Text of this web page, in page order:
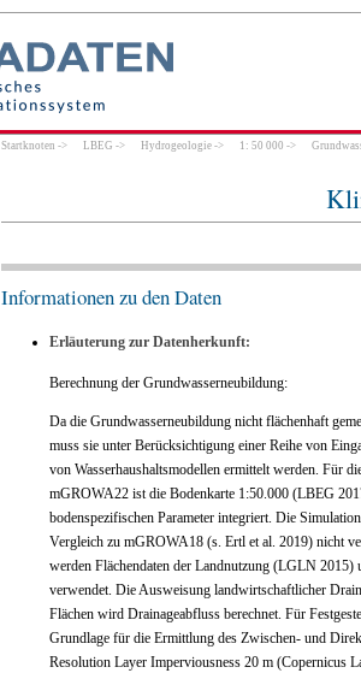
Startknoten -> LBEG -> Hydrogeologie -> 1: 50 000 ->
Informationen zu den Daten
Erläuterung zur Datenherkunft:
Berechnung der Grundwasserneubildung:
Da die Grundwasserneubildung nicht flächenhaft
muss sie unter Berücksichtigung einer Reihe von
von Wasserhaushaltsmodellen ermittelt werden. Für
mGROWA22 ist die Bodenkarte 1:50.000 (LBEG
bodenspezifischen Parameter integriert. Die
Vergleich zu mGROWA18 (s. Ertl et al. 2019) nicht
werden Flächendaten der Landnutzung (LGLN 2015)
verwendet. Die Ausweisung landwirtschaftlicher
Flächen wird Drainageabfluss berechnet. Für
Grundlage für die Ermittlung des Zwischen- und
Resolution Layer Imperviousness 20 m (Copernicus